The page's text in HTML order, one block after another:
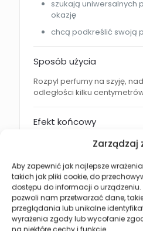
Zarządzaj
Aby zapewnić jak najlepsze
takich jak pliki cookie, do
dostępu do informacji o
pozwoli nam przetwarzać dane,
przeglądania lub unikalne
wyrażenia zgody lub wycofanie
na niektóre cechy i funkcje.
szukają uniwersalnych
okazję
chcą podkreślić swoją
Sposób użycia
Rozpyl perfumy na szyję,
odległości kilku
Efekt końcowy
świeży i elegancki
kompozycja
subtelna zmysłowość
uczucie świeżości